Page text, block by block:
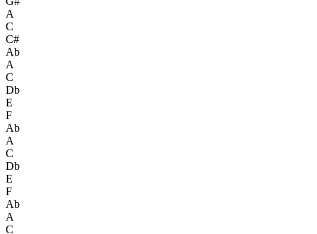
A
C
C#
Ab
A
C
Db
E
F
Ab
A
C
Db
E
F
Ab
A
C